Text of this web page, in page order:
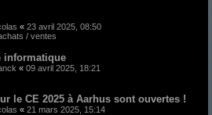
« 23 avril 2025, 08:50
/ ventes
informatique
« 09 avril 2025, 18:21
le CE 2025 à Aarhus sont ouvertes !
« 21 mars 2025, 15:14